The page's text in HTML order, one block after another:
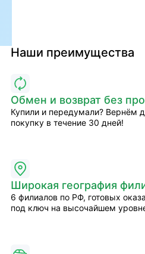
Наши преимущества
Обмен и возврат без
Купили и передумали? Вернём
покупку в течение 30 дней!
Широкая география
6 филиалов по РФ, готовых
под ключ на высочайшем